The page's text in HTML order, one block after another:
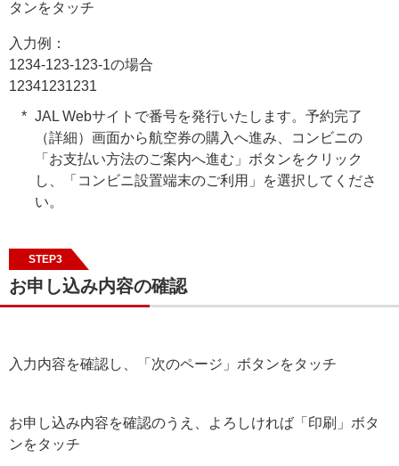
タンをタッチ
入力例：
1234-123-123-1の場合
12341231231
JAL Webサイトで番号を発行いたします。予約完了
（詳細）画面から航空券の購入へ進み、コンビニの
「お支払い方法のご案内へ進む」ボタンをクリック
し、「コンビニ設置端末のご利用」を選択してくださ
い。
STEP3
お申し込み内容の確認
入力内容を確認し、「次のページ」ボタンをタッチ
お申し込み内容を確認のうえ、よろしければ「印刷」ボタ
ンをタッチ